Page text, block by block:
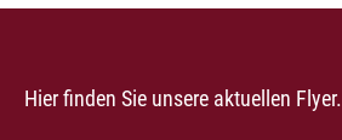
Hier finden Sie unsere aktuellen Flyer.